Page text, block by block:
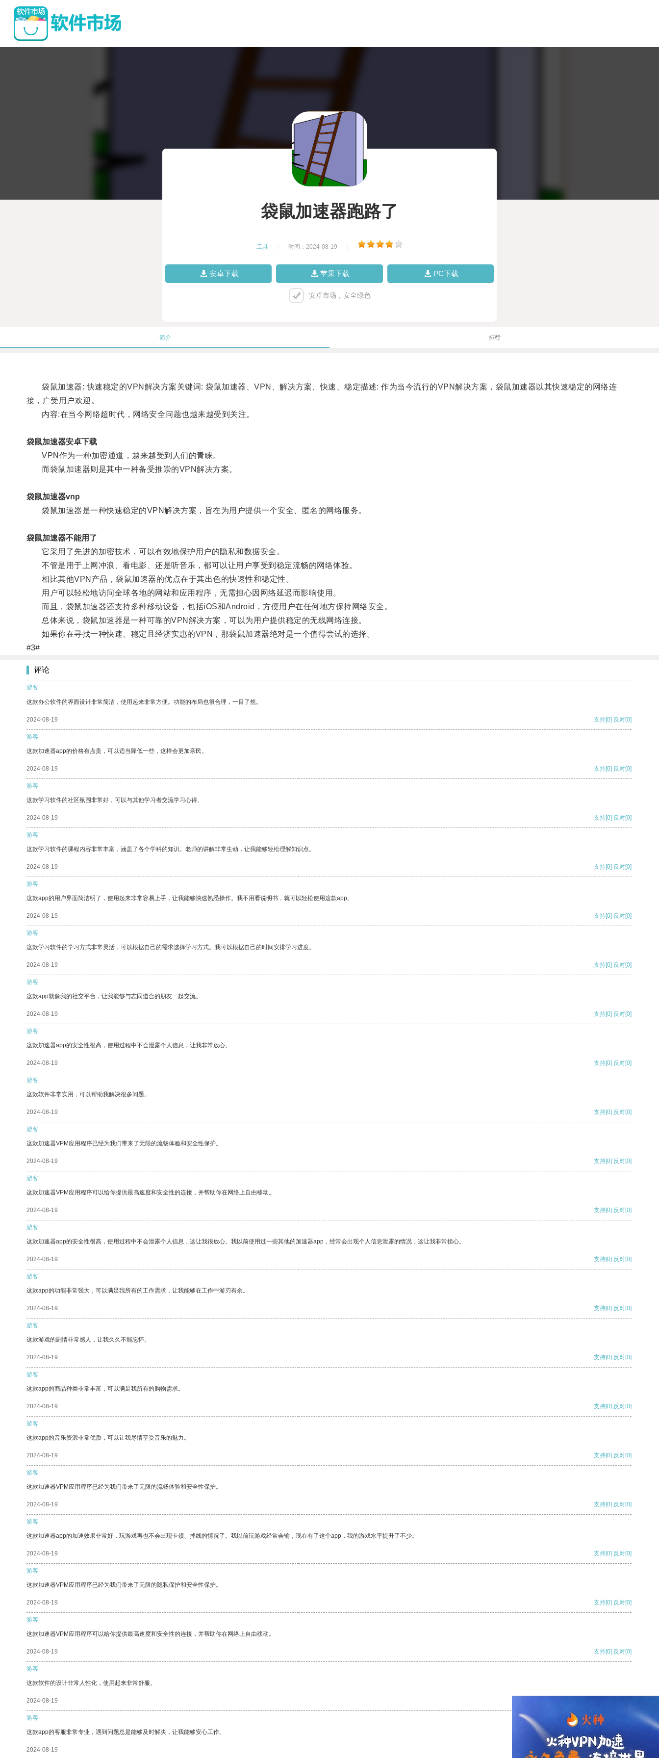
袋鼠加速器跑路了
工具 时间：2024-08-19
安卓下载 苹果下载 PC下载
安卓市场，安全绿色
简介 排行
袋鼠加速器: 快速稳定的VPN解决方案关键词: 袋鼠加速器、VPN、解决方案、快速、稳定描述: 作为当今流行的VPN解决方案，袋鼠加速器以其快速稳定的网络连
接，广受用户欢迎。
内容:在当今网络超时代，网络安全问题也越来越受到关注。
袋鼠加速器安卓下载
VPN作为一种加密通道，越来越受到人们的青睐。
而袋鼠加速器则是其中一种备受推崇的VPN解决方案。
袋鼠加速器vnp
袋鼠加速器是一种快速稳定的VPN解决方案，旨在为用户提供一个安全、匿名的网络服务。
袋鼠加速器不能用了
它采用了先进的加密技术，可以有效地保护用户的隐私和数据安全。
不管是用于上网冲浪、看电影、还是听音乐，都可以让用户享受到稳定流畅的网络体验。
相比其他VPN产品，袋鼠加速器的优点在于其出色的快速性和稳定性。
用户可以轻松地访问全球各地的网站和应用程序，无需担心因网络延迟而影响使用。
而且，袋鼠加速器还支持多种移动设备，包括iOS和Android，方便用户在任何地方保持网络安全。
总体来说，袋鼠加速器是一种可靠的VPN解决方案，可以为用户提供稳定的无线网络连接。
如果你在寻找一种快速、稳定且经济实惠的VPN，那袋鼠加速器绝对是一个值得尝试的选择。
#3#
评论
游客
这款办公软件的界面设计非常简洁，使用起来非常方便。功能的布局也很合理，一目了然。
2024-08-19 支持[0] 反对[0]
游客
这款加速器app的价格有点贵，可以适当降低一些，这样会更加亲民。
2024-08-19 支持[0] 反对[0]
游客
这款学习软件的社区氛围非常好，可以与其他学习者交流学习心得。
2024-08-19 支持[0] 反对[0]
游客
这款学习软件的课程内容非常丰富，涵盖了各个学科的知识。老师的讲解非常生动，让我能够轻松理解知识点。
2024-08-19 支持[0] 反对[0]
游客
这款app的用户界面简洁明了，使用起来非常容易上手，让我能够快速熟悉操作。我不用看说明书，就可以轻松使用这款app。
2024-08-19 支持[0] 反对[0]
游客
这款学习软件的学习方式非常灵活，可以根据自己的需求选择学习方式。我可以根据自己的时间安排学习进度。
2024-08-19 支持[0] 反对[0]
游客
这款app就像我的社交平台，让我能够与志同道合的朋友一起交流。
2024-08-19 支持[0] 反对[0]
游客
这款加速器app的安全性很高，使用过程中不会泄露个人信息，让我非常放心。
2024-08-19 支持[0] 反对[0]
游客
这款软件非常实用，可以帮助我解决很多问题。
2024-08-19 支持[0] 反对[0]
游客
这款加速器VPM应用程序已经为我们带来了无限的流畅体验和安全性保护。
2024-08-19 支持[0] 反对[0]
游客
这款加速器VPM应用程序可以给你提供最高速度和安全性的连接，并帮助你在网络上自由移动。
2024-08-19 支持[0] 反对[0]
游客
这款加速器app的安全性很高，使用过程中不会泄露个人信息，这让我很放心。我以前使用过一些其他的加速器app，经常会出现个人信息泄露的情况，这让我非常担心。
2024-08-19 支持[0] 反对[0]
游客
这款app的功能非常强大，可以满足我所有的工作需求，让我能够在工作中游刃有余。
2024-08-19 支持[0] 反对[0]
游客
这款游戏的剧情非常感人，让我久久不能忘怀。
2024-08-19 支持[0] 反对[0]
游客
这款app的商品种类非常丰富，可以满足我所有的购物需求。
2024-08-19 支持[0] 反对[0]
游客
这款app的音乐资源非常优质，可以让我尽情享受音乐的魅力。
2024-08-19 支持[0] 反对[0]
游客
这款加速器VPM应用程序已经为我们带来了无限的流畅体验和安全性保护。
2024-08-19 支持[0] 反对[0]
游客
这款加速器app的加速效果非常好，玩游戏再也不会出现卡顿、掉线的情况了。我以前玩游戏经常会输，现在有了这个app，我的游戏水平提升了不少。
2024-08-19 支持[0] 反对[0]
游客
这款加速器VPM应用程序已经为我们带来了无限的隐私保护和安全性保护。
2024-08-19 支持[0] 反对[0]
游客
这款加速器VPM应用程序可以给你提供最高速度和安全性的连接，并帮助你在网络上自由移动。
2024-08-19 支持[0] 反对[0]
游客
这款软件的设计非常人性化，使用起来非常舒服。
2024-08-19
游客
这款app的客服非常专业，遇到问题总是能够及时解决，让我能够安心工作。
2024-08-19 支持 [0] 反对 [0]